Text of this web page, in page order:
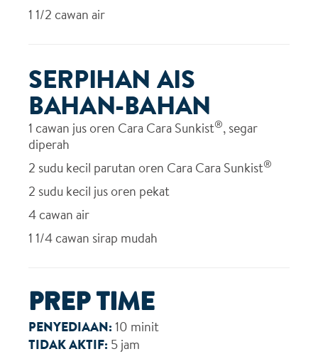
1 1/2 cawan air
SERPIHAN AIS
BAHAN-BAHAN
1 cawan jus oren Cara Cara Sunkist®, segar
diperah
2 sudu kecil parutan oren Cara Cara Sunkist®
2 sudu kecil jus oren pekat
4 cawan air
1 1/4 cawan sirap mudah
PREP TIME
PENYEDIAAN:10 minit
TIDAK AKTIF: 5 jam